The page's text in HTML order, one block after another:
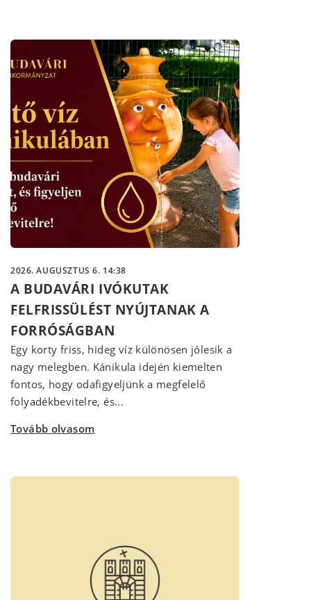
2026. AUGUSZTUS 6. 14:38
A BUDAVÁRI IVÓKUTAK
FELFRISSÜLÉST NYÚJTANAK A
FORRÓSÁGBAN
Egy korty friss, hideg víz különösen jólesik a
nagy melegben. Kánikula idején kiemelten
fontos, hogy odafigyeljünk a megfelelő
folyadékbevitelre, és...
Tovább olvasom